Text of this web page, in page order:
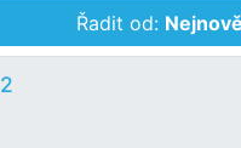
Řadit od:
2